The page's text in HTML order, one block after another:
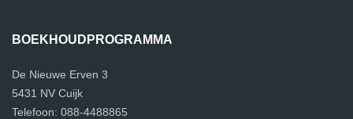
BOEKHOUDPROGRAMMA
De Nieuwe Erven 3
5431 NV Cuijk
Telefoon: 088-4488865